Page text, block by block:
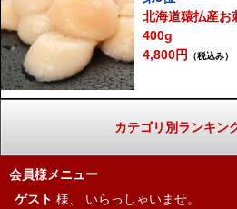
北海道猿払産お
400g
4,800円
（税込み）
カテゴリ別ランキン
会員様メニュー
ゲスト 様、
いらっしゃいませ。